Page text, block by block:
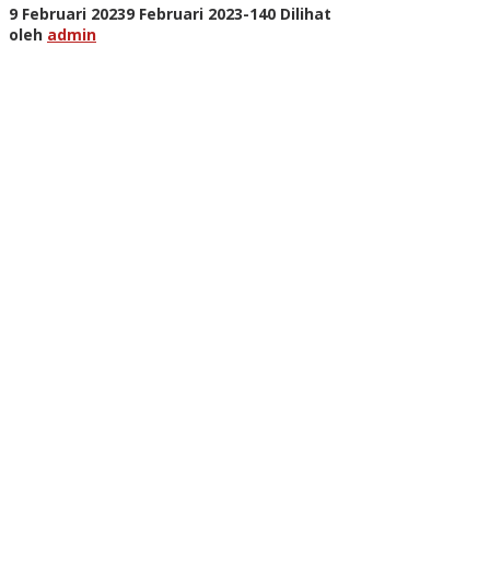
9 Februari 20239 Februari 2023oleh
-140 Dilihat
oleh admin